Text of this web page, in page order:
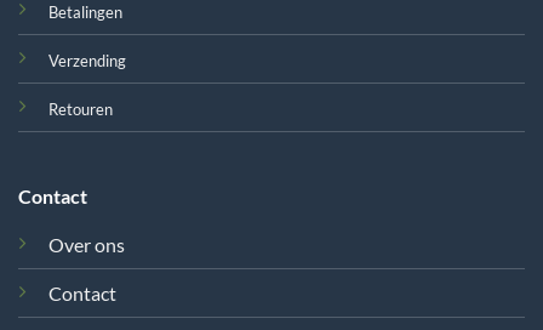
Betalingen
Verzending
Retouren
Contact
Over ons
Contact